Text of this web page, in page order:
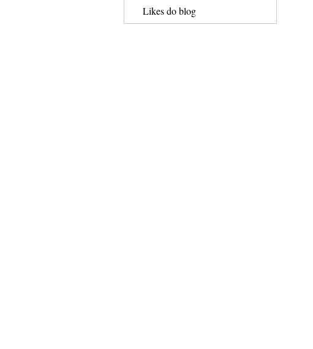
Likes do blog